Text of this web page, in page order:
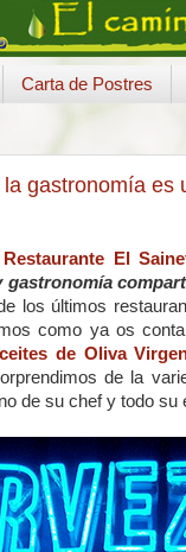
Carta de Postres
gastronomía es
Restaurante El
los últimos
como ya os
de Oliva
de la
de su chef y todo su